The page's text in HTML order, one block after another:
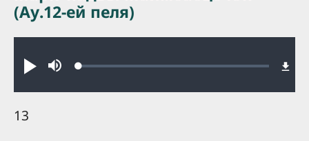
Play MuteLoaded:
(Ау.12-ей пеля)
13